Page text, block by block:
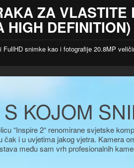
ZA VLASTITE
HIGH
snimke kao i fotografije 20.8MP
S KOJOM
“Inspire 2“ renomirane svjetske
i u uvjetima jakog vjetra. Kamera
među sam vrh profesionalnih